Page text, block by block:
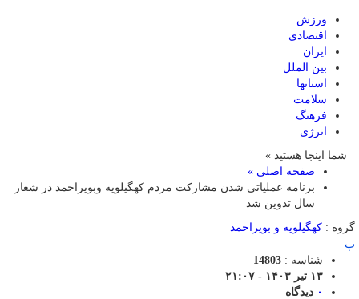
ورزش
اقتصادی
ایران
بین الملل
استانها
سلامت
فرهنگ
انرژی
شما اینجا هستید »
صفحه اصلی »
برنامه عملیاتی شدن مشارکت مردم کهگیلویه وبویراحمد در شعار
سال تدوین شد
گروه : کهگیلویه و بویراحمد
پ
شناسه : 14803
۱۳ تیر ۱۴۰۳ - ۲۱:۰۷
۰ دیدگاه